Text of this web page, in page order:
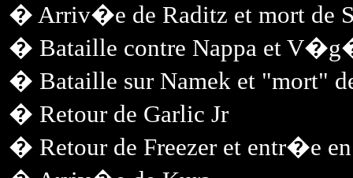
� Arriv�e de Raditz et mort de
� Bataille contre Nappa et
� Bataille sur Namek et "mort"
� Retour de Garlic Jr
� Retour de Freezer et entr�e